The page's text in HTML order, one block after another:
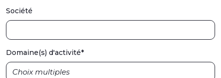
Société
Domaine(s) d'activité*